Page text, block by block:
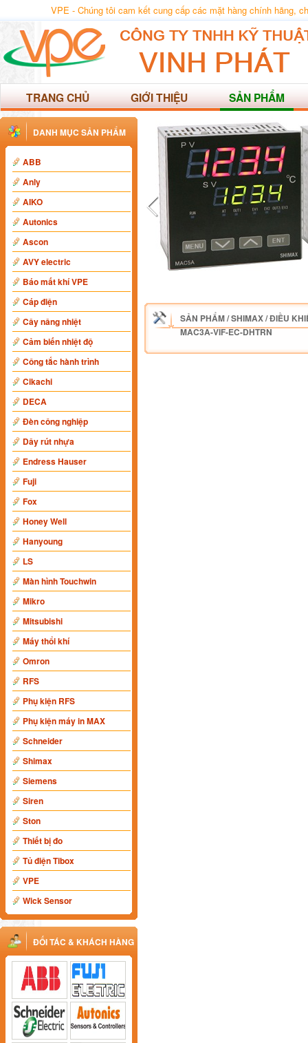
VPE - Chúng tôi cam kết cung cấp các mặt hàng chính hãng,
TRANG CHỦ GIỚI THIỆU SẢN PHẨM
DANH MỤC SẢN PHẨM
ABB
Anly
AIKO
Autonics
Ascon
AVY electric
Báo mất khí VPE
Cáp điện
Cây nâng nhiệt
Cảm biến nhiệt độ
Công tắc hành trình
Cikachi
DECA
Đèn công nghiệp
Dây rút nhựa
Endress Hauser
Fuji
Fox
Honey Well
Hanyoung
LS
Màn hình Touchwin
Mikro
Mitsubishi
Máy thổi khí
Omron
RFS
Phụ kiện RFS
Phụ kiện máy in MAX
Schneider
Shimax
Siemens
Siren
Ston
Thiết bị đo
Tủ điện Tibox
VPE
Wick Sensor
ĐỐI TÁC & KHÁCH HÀNG
SẢN PHẨM/SHIMAX/ĐIỀU
MAC3A-VIF-EC-DHTRN